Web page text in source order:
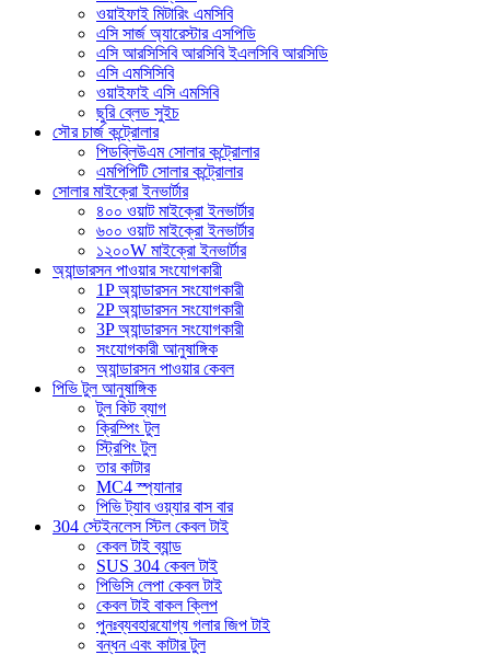
ওয়াইফাই মিটারিং এমসিবি
এসি সার্জ অ্যারেস্টার এসপিডি
এসি আরসিসিবি আরসিবি ইএলসিবি আরসিডি
এসি এমসিসিবি
ওয়াইফাই এসি এমসিবি
ছুরি ব্লেড সুইচ
সৌর চার্জ কন্ট্রোলার
পিডব্লিউএম সোলার কন্ট্রোলার
এমপিপিটি সোলার কন্ট্রোলার
সোলার মাইক্রো ইনভার্টার
৪০০ ওয়াট মাইক্রো ইনভার্টার
৬০০ ওয়াট মাইক্রো ইনভার্টার
১২০০W মাইক্রো ইনভার্টার
অ্যান্ডারসন পাওয়ার সংযোগকারী
1P অ্যান্ডারসন সংযোগকারী
2P অ্যান্ডারসন সংযোগকারী
3P অ্যান্ডারসন সংযোগকারী
সংযোগকারী আনুষাঙ্গিক
অ্যান্ডারসন পাওয়ার কেবল
পিভি টুল আনুষাঙ্গিক
টুল কিট ব্যাগ
ক্রিম্পিং টুল
স্ট্রিপিং টুল
তার কাটার
MC4 স্প্যানার
পিভি ট্যাব ওয়্যার বাস বার
304 স্টেইনলেস স্টিল কেবল টাই
কেবল টাই ব্যান্ড
SUS 304 কেবল টাই
পিভিসি লেপা কেবল টাই
কেবল টাই বাকল ক্লিপ
পুনঃব্যবহারযোগ্য গলার জিপ টাই
বন্ধন এবং কাটার টুল